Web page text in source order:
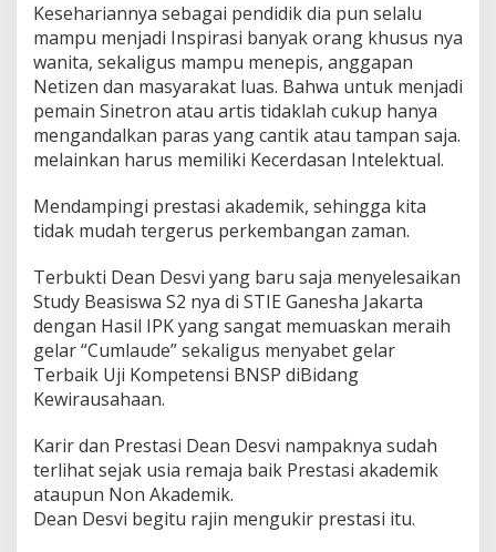
Kesehariannya sebagai pendidik dia pun selalu
mampu menjadi Inspirasi banyak orang khusus nya
wanita, sekaligus mampu menepis, anggapan
Netizen dan masyarakat luas. Bahwa untuk menjadi
pemain Sinetron atau artis tidaklah cukup hanya
mengandalkan paras yang cantik atau tampan saja.
melainkan harus memiliki Kecerdasan Intelektual.
Mendampingi prestasi akademik, sehingga kita
tidak mudah tergerus perkembangan zaman.
Terbukti Dean Desvi yang baru saja menyelesaikan
Study Beasiswa S2 nya di STIE Ganesha Jakarta
dengan Hasil IPK yang sangat memuaskan meraih
gelar “Cumlaude” sekaligus menyabet gelar
Terbaik Uji Kompetensi BNSP diBidang
Kewirausahaan.
Karir dan Prestasi Dean Desvi nampaknya sudah
terlihat sejak usia remaja baik Prestasi akademik
ataupun Non Akademik.
Dean Desvi begitu rajin mengukir prestasi itu.